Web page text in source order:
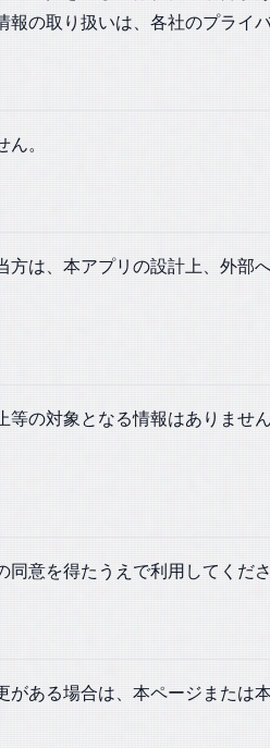
の取り扱いは、各社のプライ
。
は、本アプリの設計上、外
の対象となる情報はありませ
意を得たうえで利用してくださ
ある場合は、本ページまたは